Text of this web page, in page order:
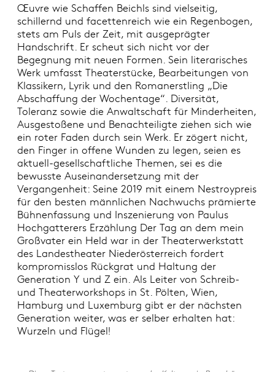
Œuvre wie Schaffen Beichls sind vielseitig,
schillernd und facettenreich wie ein Regenbogen,
stets am Puls der Zeit, mit ausgeprägter
Handschrift. Er scheut sich nicht vor der
Begegnung mit neuen Formen. Sein literarisches
Werk umfasst Theaterstücke, Bearbeitungen von
Klassikern, Lyrik und den Romanerstling „Die
Abschaffung der Wochentage“. Diversität,
Toleranz sowie die Anwaltschaft für Minderheiten,
Ausgestoßene und Benachteiligte ziehen sich wie
ein roter Faden durch sein Werk. Er zögert nicht,
den Finger in offene Wunden zu legen, seien es
aktuell-gesellschaftliche Themen, sei es die
bewusste Auseinandersetzung mit der
Vergangenheit: Seine 2019 mit einem Nestroypreis
für den besten männlichen Nachwuchs prämierte
Bühnenfassung und Inszenierung von Paulus
Hochgatterers Erzählung Der Tag an dem mein
Großvater ein Held war in der Theaterwerkstatt
des Landestheater Niederösterreich fordert
kompromisslos Rückgrat und Haltung der
Generation Y und Z ein. Als Leiter von Schreib-
und Theaterworkshops in St. Pölten, Wien,
Hamburg und Luxemburg gibt er der nächsten
Generation weiter, was er selber erhalten hat:
Wurzeln und Flügel!